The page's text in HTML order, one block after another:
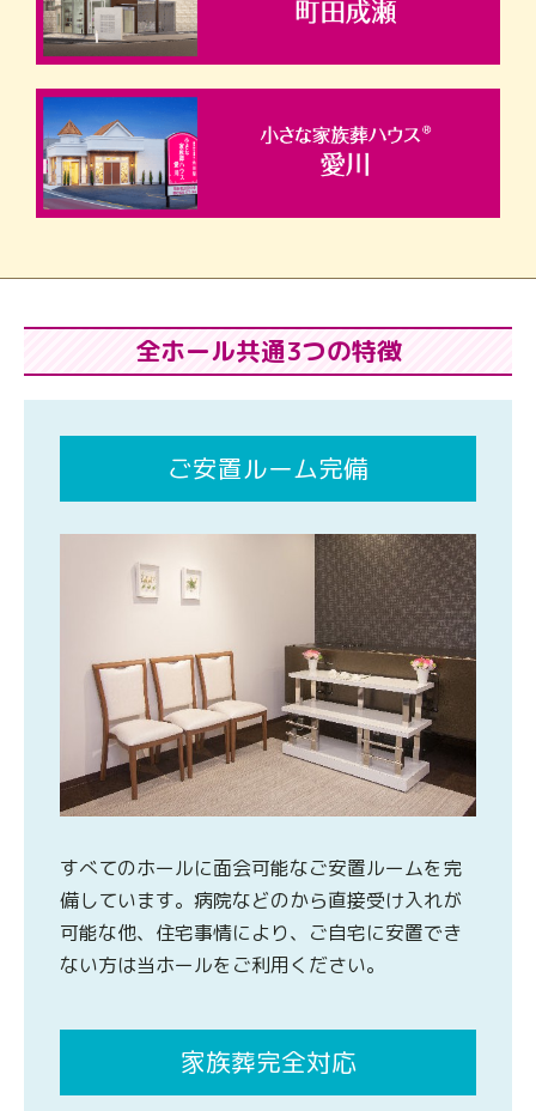
全ホール共通3つの特徴
ご安置ルーム完備
すべてのホールに面会可能なご安置ルームを完
備しています。病院などのから直接受け入れが
可能な他、住宅事情により、ご自宅に安置でき
ない方は当ホールをご利用ください。
家族葬完全対応